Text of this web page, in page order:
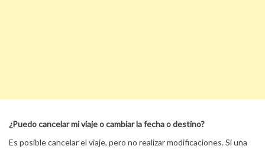
¿Puedo cancelar mi viaje o cambiar la fecha o destino?
Es posible cancelar el viaje, pero no realizar modificaciones. Si una